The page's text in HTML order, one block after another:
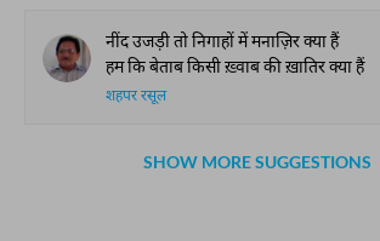
नींद उजड़ी तो निगाहों में मनाज़िर क्या हैं
हम कि बेताब किसी ख़्वाब की ख़ातिर क्या हैं
शहपर रसूल
SHOW MORE SUGGESTIONS